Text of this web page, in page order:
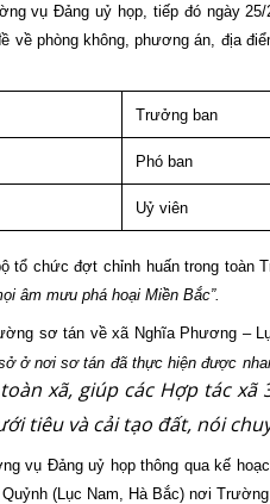
vụ Đảng uỷ họp, tiếp đó ngày
về phòng không, phương án, địa
Trưởng ban
Phó ban
Uỷ viên
tổ chức đợt chỉnh huấn trong toàn
âm mưu phá hoại Miền Bắc”.
sơ tán về xã Nghĩa Phương –
ở nơi sơ tán đã thực hiện được
xã, giúp các Hợp tác
tiêu và cải tạo đất, nói
vụ Đảng uỷ họp thông qua kế
(Lục Nam, Hà Bắc) nơi